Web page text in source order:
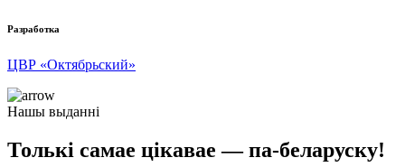
Разработка
ЦВР «Октябрьский»
Нашы выданні
Толькі самае цікавае — па-беларуску!